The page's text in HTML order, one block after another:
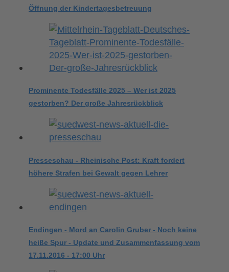
Öffnung der Kindertagesbetreuung
Prominente Todesfälle 2025 – Wer ist 2025
gestorben? Der große Jahresrückblick
Presseschau - Rheinische Post: Kraft fordert
höhere Strafen bei Gewalt gegen Lehrer
Endingen - Mord an Carolin Gruber - Noch keine
heiße Spur - Update und Zusammenfassung vom
17.11.2016 - 17:00 Uhr